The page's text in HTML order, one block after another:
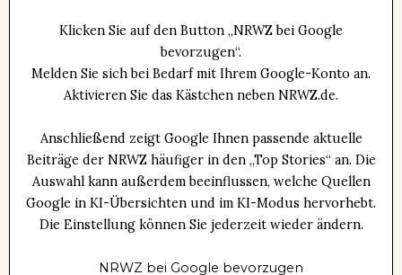
Klicken Sie auf den Button „NRWZ bei Google
bevorzugen“.
Melden Sie sich bei Bedarf mit Ihrem Google-Konto an.
Aktivieren Sie das Kästchen neben NRWZ.de.
Anschließend zeigt Google Ihnen passende aktuelle
Beiträge der NRWZ häufiger in den „Top Stories“ an. Die
Auswahl kann außerdem beeinflussen, welche Quellen
Google in KI-Übersichten und im KI-Modus hervorhebt.
Die Einstellung können Sie jederzeit wieder ändern.
NRWZ bei Google bevorzugen